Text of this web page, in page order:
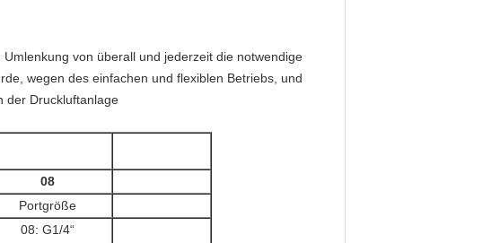
von überall und jederzeit die notwendige
wegen des einfachen und flexiblen Betriebs, und
der Druckluftanlage
08
Portgröße
08: G1/4“